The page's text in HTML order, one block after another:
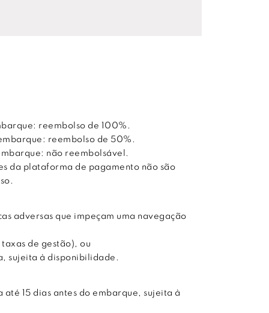
reembolso de 100%.
reembolso de 50%.
não reembolsável.
da plataforma de pagamento não são
adversas que impeçam uma navegação
de gestão), ou
sujeita à disponibilidade.
15 dias antes do embarque, sujeita à